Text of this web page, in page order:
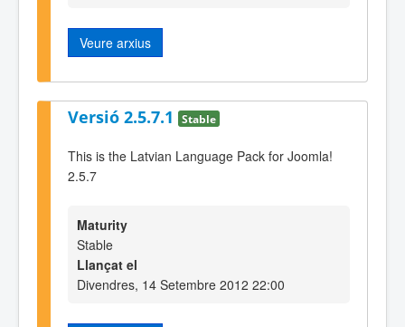
Veure arxius
Versió 2.5.7.1 Stable
This is the Latvian Language Pack for Joomla!
2.5.7
Maturity
Stable
Llançat el
Divendres, 14 Setembre 2012 22:00